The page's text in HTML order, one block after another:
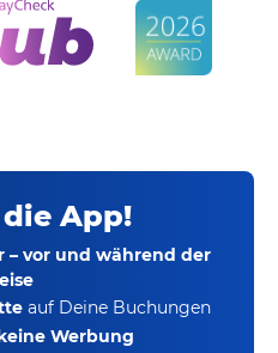
App!
– vor und während der
auf Deine Buchungen
keine Werbung